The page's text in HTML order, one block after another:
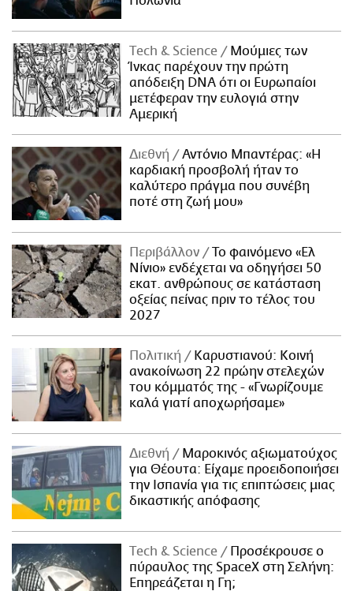
Τech & Science
Μούμιες των
Ίνκας παρέχουν την πρώτη
απόδειξη DNA ότι οι Ευρωπαίοι
μετέφεραν την ευλογιά στην
Αμερική
Διεθνή
Αντόνιο Μπαντέρας: «Η
καρδιακή προσβολή ήταν το
καλύτερο πράγμα που συνέβη
ποτέ στη ζωή μου»
Περιβάλλον
Το φαινόμενο «Ελ
Νίνιο» ενδέχεται να οδηγήσει 50
εκατ. ανθρώπους σε κατάσταση
οξείας πείνας πριν το τέλος του
2027
Πολιτική
Καρυστιανού: Κοινή
ανακοίνωση 22 πρώην στελεχών
του κόμματός της - «Γνωρίζουμε
καλά γιατί αποχωρήσαμε»
Διεθνή
Μαροκινός αξιωματούχος
για Θέουτα: Είχαμε προειδοποιήσει
την Ισπανία για τις επιπτώσεις μιας
δικαστικής απόφασης
Τech & Science
Προσέκρουσε ο
πύραυλος της SpaceX στη Σελήνη:
Επηρεάζεται η Γη;